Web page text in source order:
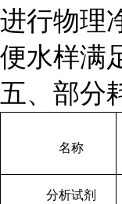
进行物理
便水样满
五、部分
名称
分析试剂